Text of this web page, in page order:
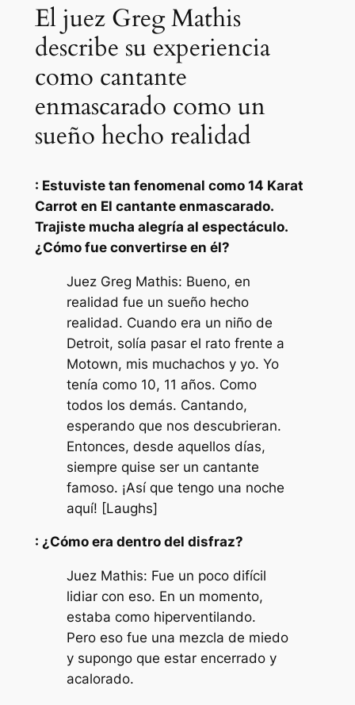
El juez Greg Mathis
describe su experiencia
como cantante
enmascarado como un
sueño hecho realidad
: Estuviste tan fenomenal como 14 Karat
Carrot en El cantante enmascarado.
Trajiste mucha alegría al espectáculo.
¿Cómo fue convertirse en él?
Juez Greg Mathis: Bueno, en
realidad fue un sueño hecho
realidad. Cuando era un niño de
Detroit, solía pasar el rato frente a
Motown, mis muchachos y yo. Yo
tenía como 10, 11 años. Como
todos los demás. Cantando,
esperando que nos descubrieran.
Entonces, desde aquellos días,
siempre quise ser un cantante
famoso. ¡Así que tengo una noche
aquí! [Laughs]
: ¿Cómo era dentro del disfraz?
Juez Mathis: Fue un poco difícil
lidiar con eso. En un momento,
estaba como hiperventilando.
Pero eso fue una mezcla de miedo
y supongo que estar encerrado y
acalorado.